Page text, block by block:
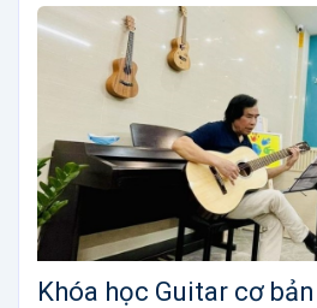
Khóa học Guitar cơ bản